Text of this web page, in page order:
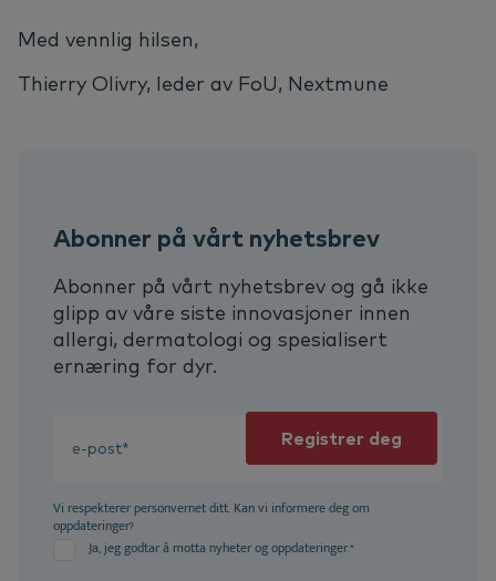
Med vennlig hilsen,
Thierry Olivry, leder av FoU, Nextmune
Abonner på vårt nyhetsbrev
Abonner på vårt nyhetsbrev og gå ikke
glipp av våre siste innovasjoner innen
allergi, dermatologi og spesialisert
ernæring for dyr.
Vi respekterer personvernet ditt. Kan vi informere deg om
oppdateringer?
Ja, jeg godtar å motta nyheter og oppdateringer.*